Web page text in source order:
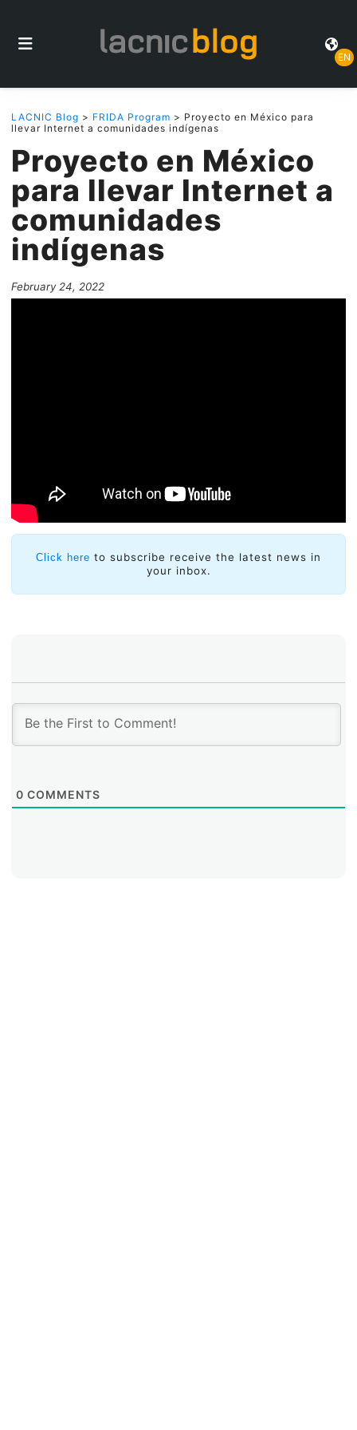
EN
LACNIC Blog > FRIDA Program > Proyecto en México para
llevar Internet a comunidades indígenas
Proyecto en México
para llevar Internet a
comunidades
indígenas
February 24, 2022
Click here to subscribe receive the latest news in
your inbox.
0 COMMENTS